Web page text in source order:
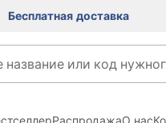
Бесплатная доставка